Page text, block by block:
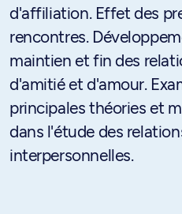
d'affiliation. Effet des
rencontres.
maintien et fin des
d'amitié et d'amour.
principales théories et
dans l'étude des
interpersonnelles.